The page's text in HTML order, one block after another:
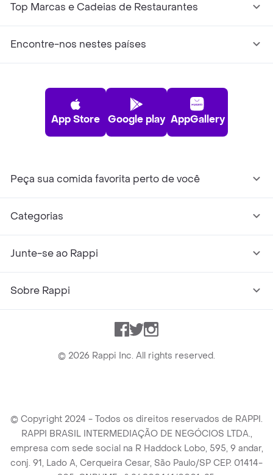
Top Marcas e Cadeias de Restaurantes
Encontre-nos nestes países
App Store Google play AppGallery
Peça sua comida favorita perto de você
Categorias
Junte-se ao Rappi
Sobre Rappi
Facebook
TwitterInstagram
© 2026 Rappi Inc. All rights reserved.
© Copyright 2024 - Todos os direitos reservados de RAPPI.
RAPPI BRASIL INTERMEDIAÇÃO DE NEGÓCIOS LTDA.,
empresa com sede social na R Haddock Lobo, 595, 9 andar,
conj. 91, Lado A, Cerqueira Cesar, São Paulo/SP CEP. 01414-